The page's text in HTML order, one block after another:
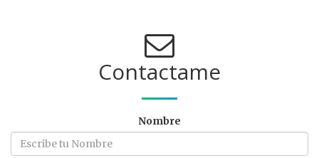
Contactame
Nombre